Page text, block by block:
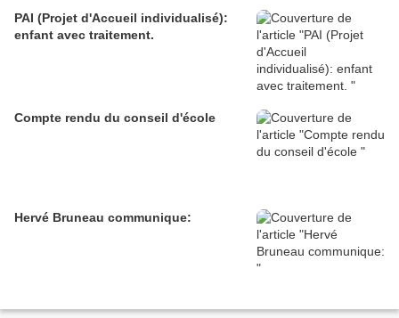
PAI (Projet d'Accueil individualisé):
enfant avec traitement.
Compte rendu du conseil d'école
Hervé Bruneau communique: